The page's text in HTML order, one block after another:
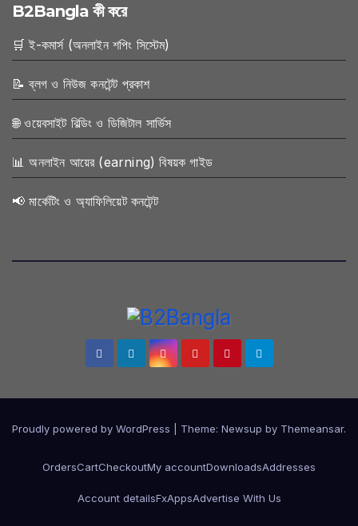
B2Bangla কী করে
🛒 ই-কমার্স (অনলাইন শপিং সিস্টেম)
📝 ব্লগ ও নিউজ কনটেন্ট প্রকাশ
🌐 ওয়েবসাইট বিল্ডিং ও ডিজিটাল সার্ভিস
📊 অনলাইন আয়ের (earning) বিষয়ক গাইড
📢 মার্কেটিং ও অ্যাফিলিয়েট কনটেন্ট
Proudly powered by WordPress Theme: Newsup by Themeansar.
OrdersCartCheckoutMy accountDownloadsAddresses
Account detailsFxAppsAdvertise With Us